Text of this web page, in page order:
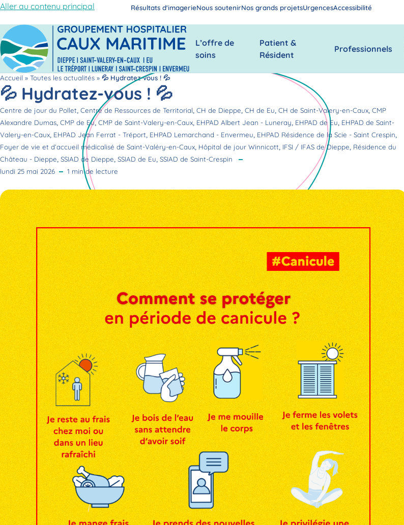
Aller au contenu principal Résultats d'imagerieNous soutenirNos grands projetsUrgencesAccessibilité
L’offre de
soins
Patient &
Résident
Professionnels
Accueil » Toutes les actualités » 💦 Hydratez-vous ! 💦
💦 Hydratez-vous ! 💦
Centre de jour du Pollet, Centre de Ressources de Territorial, CH de Dieppe, CH de Eu, CH de Saint-Valery-en-Caux, CMP
Alexandre Dumas, CMP de Eu, CMP de Saint-Valery-en-Caux, EHPAD Albert Jean - Luneray, EHPAD de Eu, EHPAD de Saint-
Valery-en-Caux, EHPAD Jean Ferrat - Tréport, EHPAD Lemarchand - Envermeu, EHPAD Résidence de la Scie - Saint Crespin,
Foyer de vie et d’accueil médicalisé de Saint-Valéry-en-Caux, Hôpital de jour Winnicott, IFSI / IFAS de Dieppe, Résidence du
Château - Dieppe, SSIAD de Dieppe, SSIAD de Eu, SSIAD de Saint-Crespin
lundi 25 mai 2026
1 min de lecture